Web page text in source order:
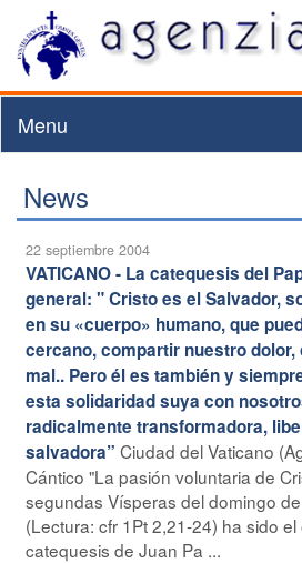
Menu
News
22 septiembre 2004
VATICANO - La catequesis del
general: " Cristo es el Salvador,
en su «cuerpo» humano, que
cercano, compartir nuestro
mal.. Pero él es también y
esta solidaridad suya con
radicalmente transformadora,
salvadora” Ciudad del Vaticano
Cántico "La pasión voluntaria de
segundas Vísperas del domingo
(Lectura: cfr 1Pt 2,21-24) ha sido
catequesis de Juan Pa ...